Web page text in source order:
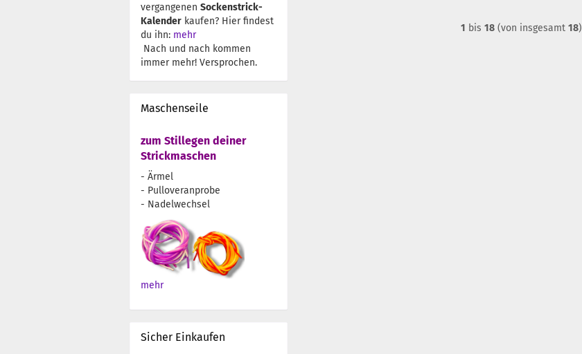
1 bis18 (von insgesamt18)
vergangenen Sockenstrick-
Kalender kaufen? Hier findest
du ihn: mehr
Nach und nach kommen
immer mehr! Versprochen.
Maschenseile
zum Stillegen deiner
Strickmaschen
- Ärmel
- Pulloveranprobe
- Nadelwechsel
mehr
Sicher Einkaufen